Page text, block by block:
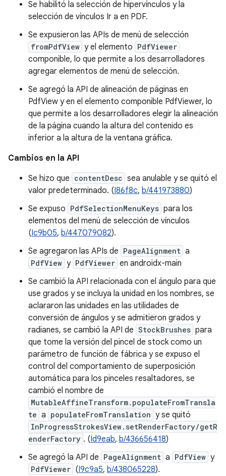
Se habilitó la selección de hipervínculos y la
selección de vínculos Ir a en PDF.
Se expusieron las APIs de menú de selección
fromPdfView y el elemento PdfViewer
componible, lo que permite a los desarrolladores
agregar elementos de menú de selección.
Se agregó la API de alineación de páginas en
PdfView y en el elemento componible PdfViewer, lo
que permite a los desarrolladores elegir la alineación
de la página cuando la altura del contenido es
inferior a la altura de la ventana gráfica.
Cambios en la API
Se hizo que contentDesc sea anulable y se quitó el
valor predeterminado. (I86f8c, b/441973880)
Se expuso PdfSelectionMenuKeys para los
elementos del menú de selección de vínculos
(Ic9b05, b/447079082).
Se agregaron las APIs de PageAlignment a
PdfView y PdfViewer en androidx-main
Se cambió la API relacionada con el ángulo para que
use grados y se incluya la unidad en los nombres, se
aclararon las unidades en las utilidades de
conversión de ángulos y se admitieron grados y
radianes, se cambió la API de StockBrushes para
que tome la versión del pincel de stock como un
parámetro de función de fábrica y se expuso el
control del comportamiento de superposición
automática para los pinceles resaltadores, se
cambió el nombre de
MutableAffineTransform.populateFromTransla
te a populateFromTranslation y se quitó
InProgressStrokesView.setRenderFactory/getR
enderFactory . (Id9eab, b/436656418)
Se agregó la API de PageAlignment a PdfView y
PdfViewer (I9c9a5, b/438065228).